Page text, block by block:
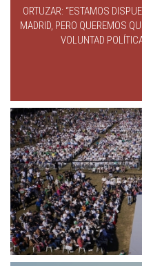
ORTUZAR: “ESTAMOS
MADRID, PERO QUEREMOS
VOLUNTAD